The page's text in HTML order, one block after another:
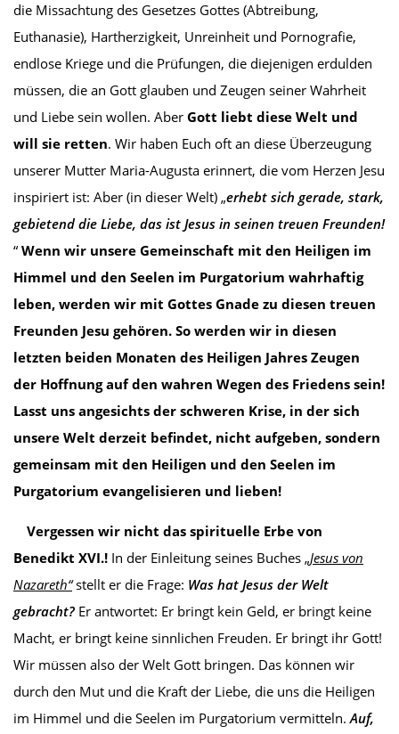
die Missachtung des Gesetzes Gottes (Abtreibung,
Euthanasie), Hartherzigkeit, Unreinheit und Pornografie,
endlose Kriege und die Prüfungen, die diejenigen erdulden
müssen, die an Gott glauben und Zeugen seiner Wahrheit
und Liebe sein wollen. Aber Gott liebt diese Welt und
will sie retten. Wir haben Euch oft an diese Überzeugung
unserer Mutter Maria-Augusta erinnert, die vom Herzen Jesu
inspiriert ist: Aber (in dieser Welt) „erhebt sich gerade, stark,
gebietend die Liebe, das ist Jesus in seinen treuen Freunden!
“ Wenn wir unsere Gemeinschaft mit den Heiligen im
Himmel und den Seelen im Purgatorium wahrhaftig
leben, werden wir mit Gottes Gnade zu diesen treuen
Freunden Jesu gehören. So werden wir in diesen
letzten beiden Monaten des Heiligen Jahres Zeugen
der Hoffnung auf den wahren Wegen des Friedens sein!
Lasst uns angesichts der schweren Krise, in der sich
unsere Welt derzeit befindet, nicht aufgeben, sondern
gemeinsam mit den Heiligen und den Seelen im
Purgatorium evangelisieren und lieben!
Vergessen wir nicht das spirituelle Erbe von
Benedikt XVI.! In der Einleitung seines Buches „Jesus von
Nazareth“stellt er die Frage: Was hat Jesus der Welt
gebracht? Er antwortet: Er bringt kein Geld, er bringt keine
Macht, er bringt keine sinnlichen Freuden. Er bringt ihr Gott!
Wir müssen also der Welt Gott bringen. Das können wir
durch den Mut und die Kraft der Liebe, die uns die Heiligen
im Himmel und die Seelen im Purgatorium vermitteln.Auf,